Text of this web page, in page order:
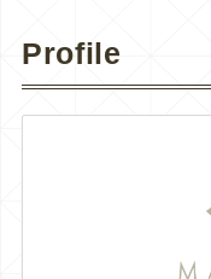
Profile